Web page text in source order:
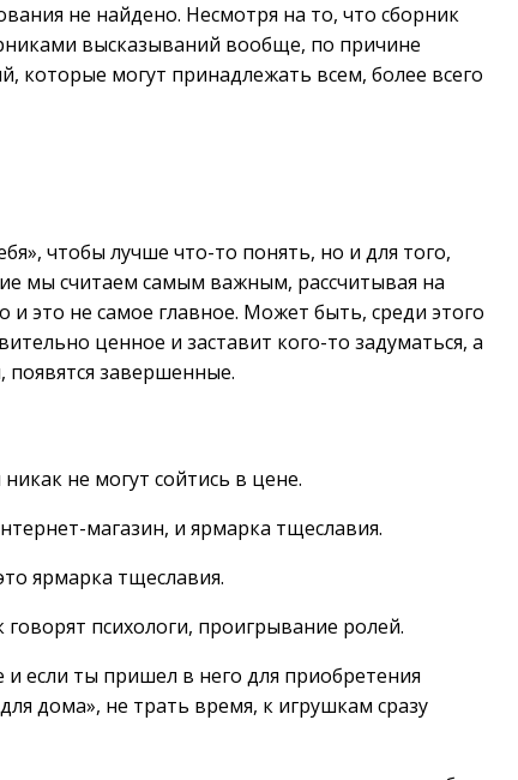
не найдено. Несмотря на то, что сборник
высказываний вообще, по причине
которые могут принадлежать всем, более всего
чтобы лучше что-то понять, но и для того,
мы считаем самым важным, рассчитывая на
это не самое главное. Может быть, среди этого
ценное и заставит кого-то задуматься, а
завершенные.
не могут сойтись в цене.
магазин, и ярмарка тщеславия.
ярмарка тщеславия.
психологи, проигрывание ролей.
и если ты пришел в него для приобретения
дома», не трать время, к игрушкам сразу